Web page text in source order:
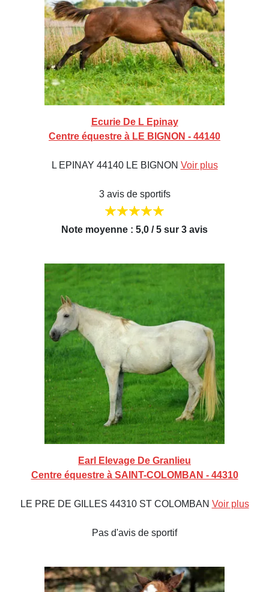
Ecurie De L Epinay
Centre équestre à LE BIGNON - 44140
L EPINAY 44140 LE BIGNON Voir plus
3 avis de sportifs
Note moyenne : 5,0 / 5 sur 3 avis
Earl Elevage De Granlieu
Centre équestre à SAINT-COLOMBAN - 44310
LE PRE DE GILLES 44310 ST COLOMBAN Voir plus
Pas d'avis de sportif